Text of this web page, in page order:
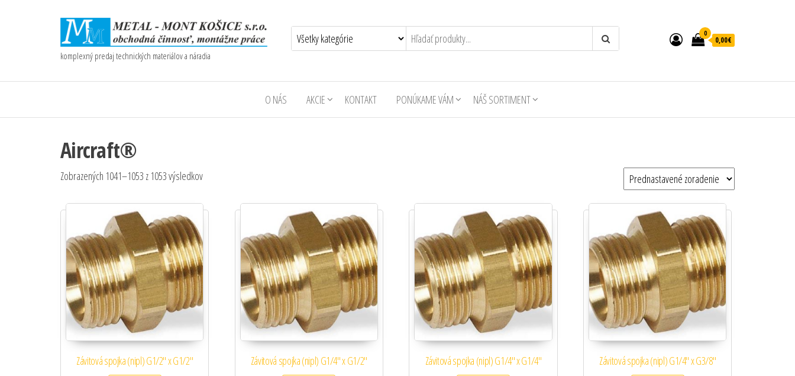
komplexný predaj technických materiálov a náradia
0
0,00€
O NÁS AKCIE KONTAKT PONÚKAME VÁM NÁŠ SORTIMENT
Aircraft®
Zobrazených 1041–1053 z 1053 výsledkov
Závitová spojka (nipl) G1/2″ x G1/2″ Závitová spojka (nipl) G1/4″ x G1/2″ Závitová spojka (nipl) G1/4″ x G1/4″ Závitová spojka (nipl) G1/4″ x G3/8″